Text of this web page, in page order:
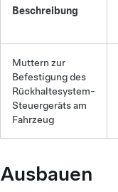
Beschreibung
Muttern zur
Befestigung des
Rückhaltesystem-
Steuergeräts am
Fahrzeug
Ausbauen